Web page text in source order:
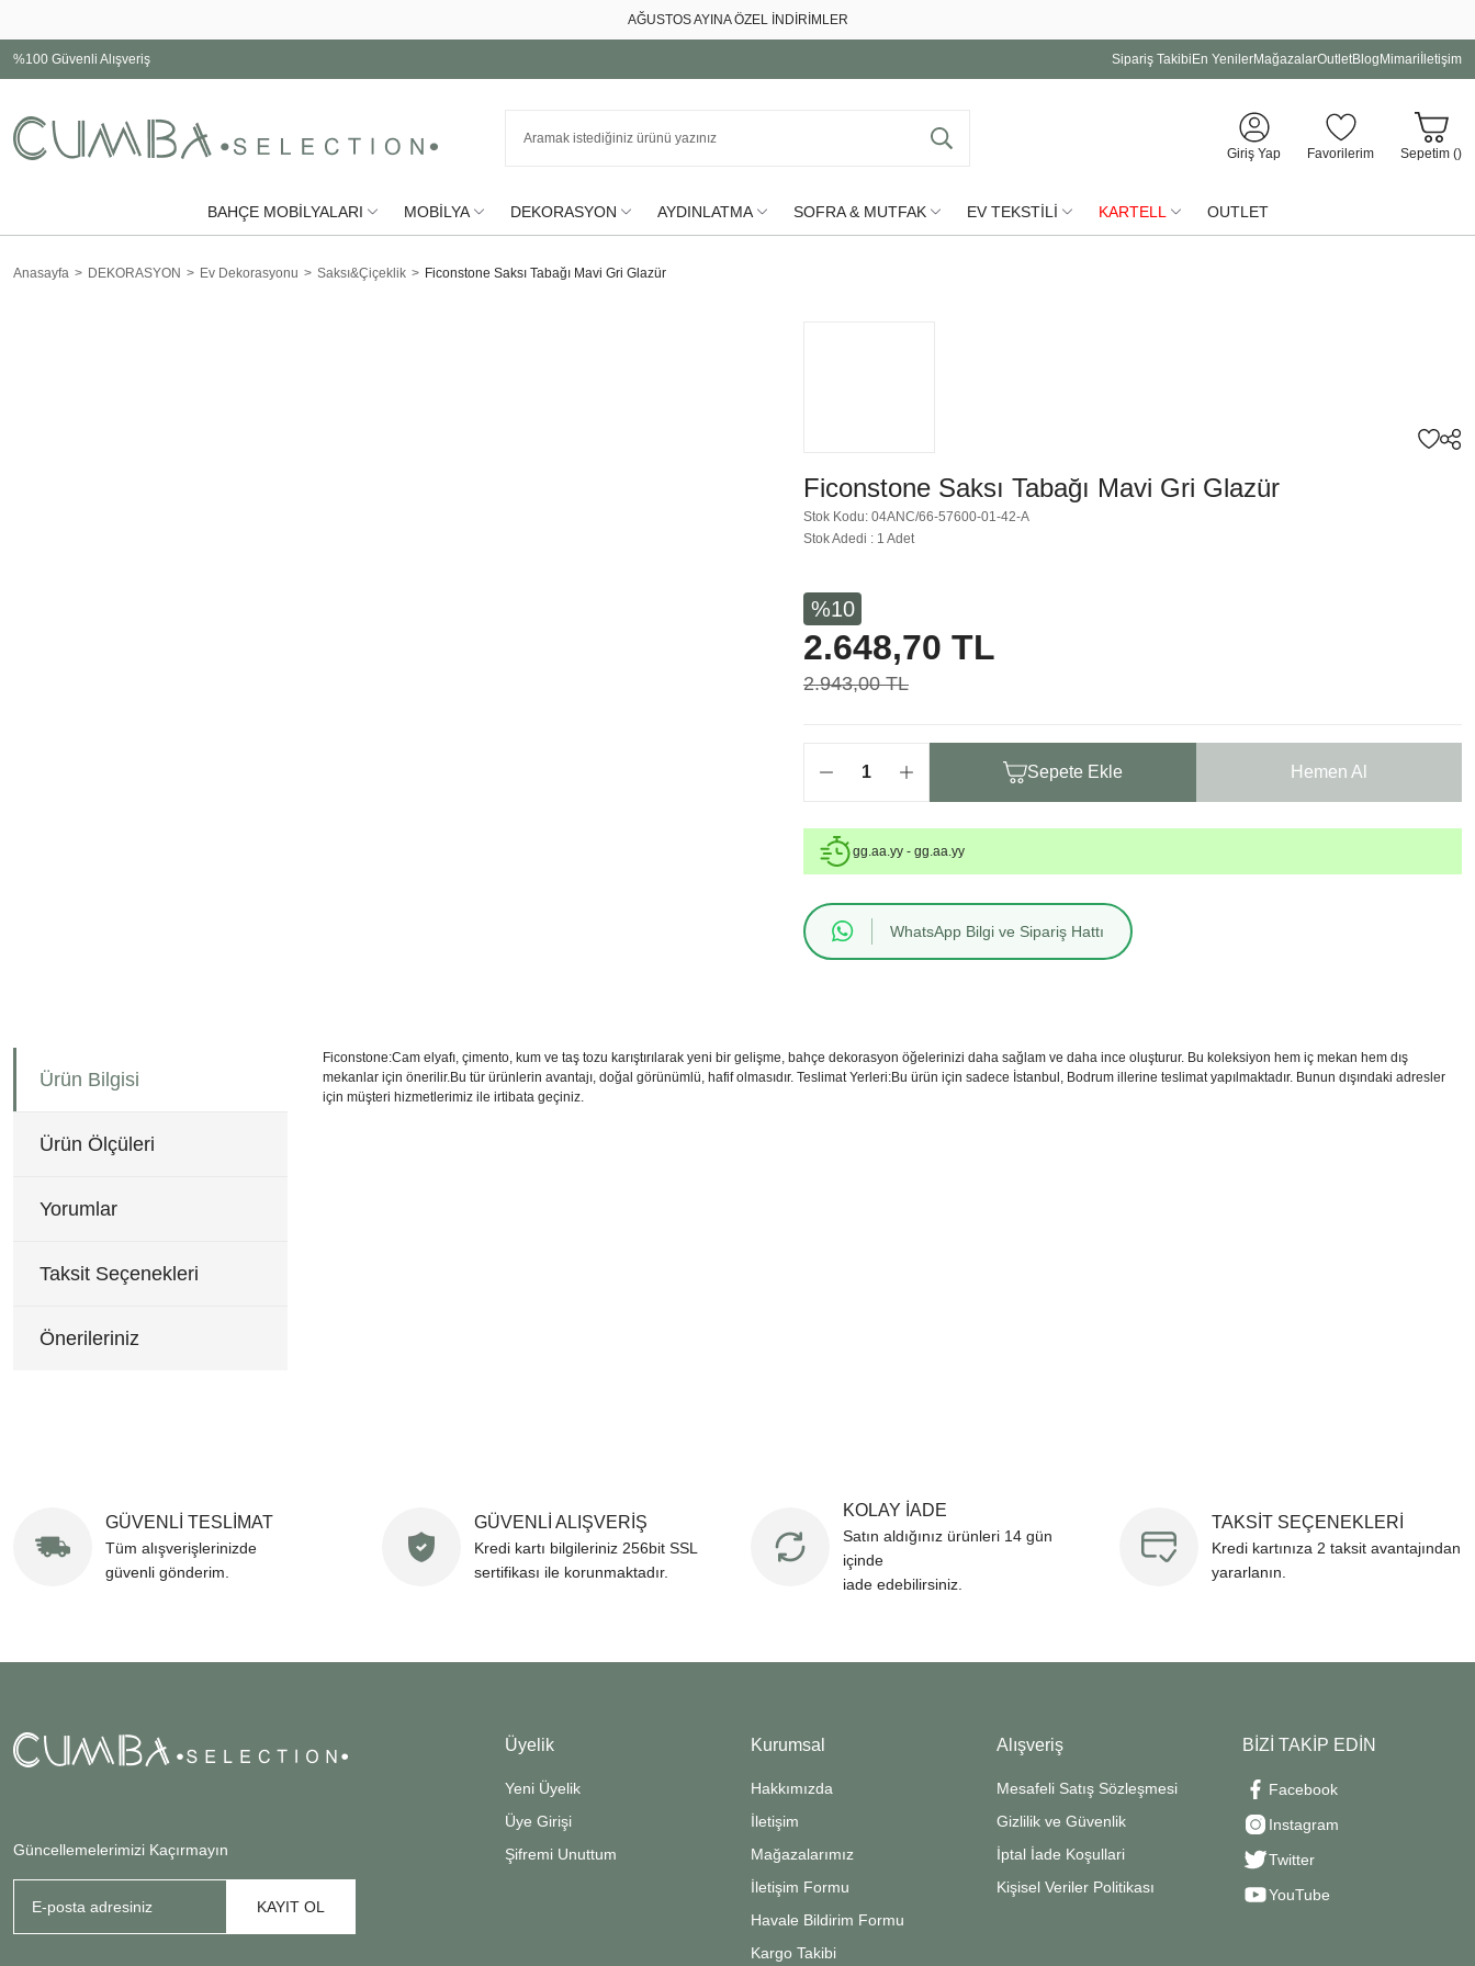
AĞUSTOS AYINA ÖZEL İNDİRİMLER
%100 Güvenli Alışveriş Sipariş Takibi En YenilerMağazalarOutletBlog Mimari İletişim
Giriş Yap Favorilerim Sepetim ()
BAHÇE MOBİLYALARI MOBİLYA DEKORASYON AYDINLATMA SOFRA & MUTFAK EV TEKSTİLİ KARTELL OUTLET
Anasayfa DEKORASYON Ev Dekorasyonu Saksı&Çiçeklik Ficonstone Saksı Tabağı Mavi Gri Glazür
Ficonstone Saksı Tabağı Mavi Gri Glazür
Stok Kodu: 04ANC/66-57600-01-42-A
Stok Adedi : 1 Adet
%10
2.648,70 TL
2.943,00 TL
Sepete Ekle Hemen Al
gg.aa.yy - gg.aa.yy
WhatsApp Bilgi ve Sipariş Hattı
Ürün Bilgisi
Ürün Ölçüleri
Yorumlar
Taksit Seçenekleri
Önerileriniz
Ficonstone:Cam elyafı, çimento, kum ve taş tozu karıştırılarak yeni bir gelişme, bahçe dekorasyon öğelerinizi daha sağlam ve daha ince oluşturur. Bu koleksiyon hem iç mekan hem dış
mekanlar için önerilir.Bu tür ürünlerin avantajı, doğal görünümlü, hafif olmasıdır. Teslimat Yerleri:Bu ürün için sadece İstanbul, Bodrum illerine teslimat yapılmaktadır. Bunun dışındaki adresler
için müşteri hizmetlerimiz ile irtibata geçiniz.
GÜVENLİ TESLİMAT
Tüm alışverişlerinizde
güvenli gönderim.
GÜVENLİ ALIŞVERİŞ
Kredi kartı bilgileriniz 256bit SSL
sertifikası ile korunmaktadır.
KOLAY İADE
Satın aldığınız ürünleri 14 gün
içinde
iade edebilirsiniz.
TAKSİT SEÇENEKLERİ
Kredi kartınıza 2 taksit avantajından
yararlanın.
Güncellemelerimizi Kaçırmayın
KAYIT OL
Üyelik
Yeni Üyelik
Üye Girişi
Şifremi Unuttum
Kurumsal
Hakkımızda
İletişim
Mağazalarımız
İletişim Formu
Havale Bildirim Formu
Kargo Takibi
Alışveriş
Mesafeli Satış Sözleşmesi
Gizlilik ve Güvenlik
İptal İade Koşullari
Kişisel Veriler Politikası
BİZİ TAKİP EDİN
Facebook
Instagram
Twitter
YouTube